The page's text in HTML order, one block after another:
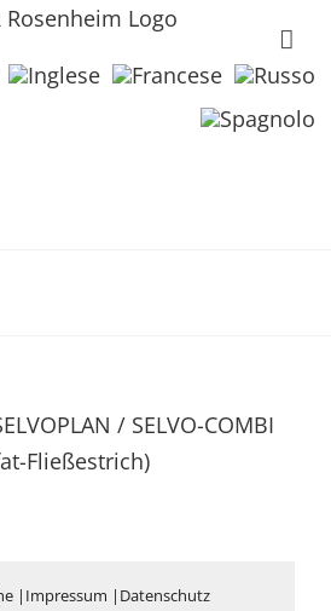
/ SELVO-COMBI
Fließestrich)
| Impressum | Datenschutz